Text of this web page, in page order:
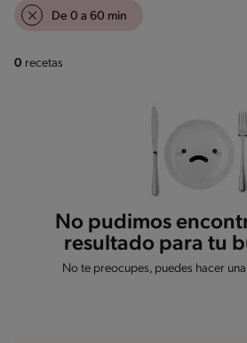
De 0 a 60 min
0 recetas
No pudimos
resultado para tu
No te preocupes, puedes hacer